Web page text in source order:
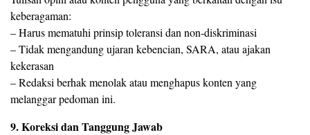
keberagaman:
– Harus mematuhi prinsip toleransi dan non-diskriminasi
– Tidak mengandung ujaran kebencian, SARA, atau ajakan
kekerasan
– Redaksi berhak menolak atau menghapus konten yang
melanggar pedoman ini.
9.⁠ ⁠Koreksi dan Tanggung Jawab